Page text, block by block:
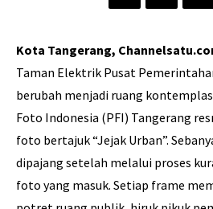
Kota Tangerang,
Taman Elektrik Pusat
berubah menjadi ruang
Foto Indonesia (PFI) Tangerang
foto bertajuk “Jejak Urban”.
dipajang setelah melalui proses
foto yang masuk. Setiap frame